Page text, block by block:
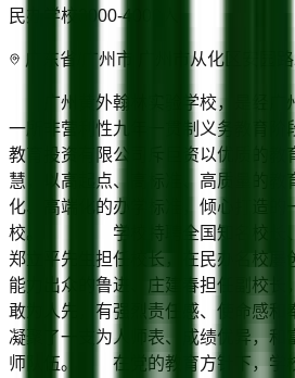
民办学校 3000-4000
广东省/广州市 广州市从化区安园
广州黄外翰林实验学校，是经广
一所非营利性九年一贯制义务教育阶
教育投资有限公司斥巨资以优质的教
慧，以高起点、高标准、高质量的教
化、高端化的办学标准，倾心打造的
校。 学校特聘全国知名校长、
郑立平先生担任校长，在民办名校屡
能力出众的鲁进、庄建春担任副校长
敢为人先，有强烈责任感、使命感和
凝聚了一支为人师表、成绩优异，和
师队伍。 在党的教育方针下，学校